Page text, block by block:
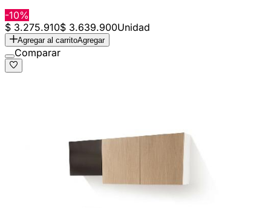
-10%
$ 3.275.910$ 3.639.900Unidad
Agregar al carritoAgregar
Comparar